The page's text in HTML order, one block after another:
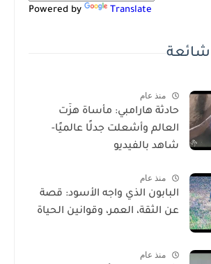
Powered by Translate
منذ عام
حادثة هارامبي: مأساة هزّت
العالم وأشعلت جدلًا عالميًا-
شاهد بالفيديو
منذ عام
البابون الذي واجه الأسود: قصة
عن الثقة، العمر، وقوانين الحياة
منذ عام